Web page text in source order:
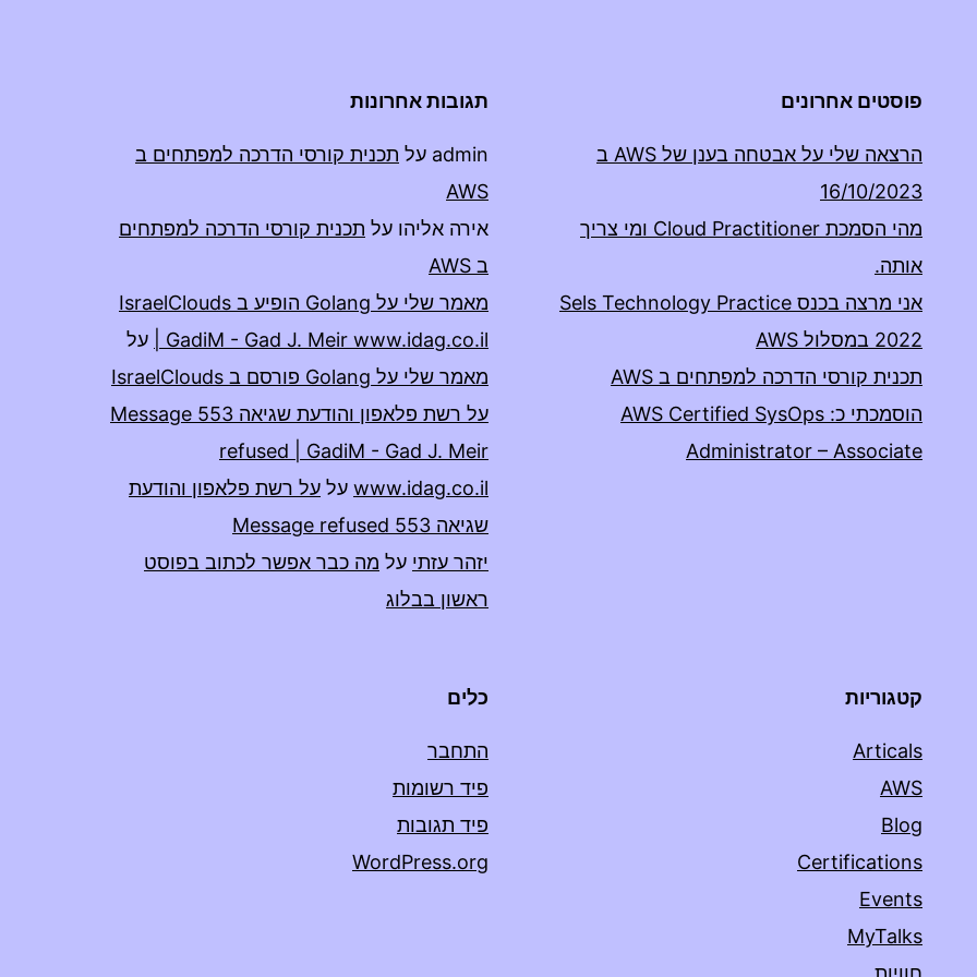
פוסטים אחרונים
הרצאה שלי על אבטחה בענן של AWS ב
16/10/2023
מהי הסמכת Cloud Practitioner ומי צריך
אותה.
אני מרצה בכנס Sels Technology Practice
2022 במסלול AWS
תכנית קורסי הדרכה למפתחים ב AWS
הוסמכתי כ: AWS Certified SysOps
Administrator – Associate
תגובות אחרונות
admin על תכנית קורסי הדרכה למפתחים ב
AWS
אירה אליהו על תכנית קורסי הדרכה למפתחים
ב AWS
מאמר שלי על Golang הופיע ב IsraelClouds
| GadiM - Gad J. Meir www.idag.co.il
על
מאמר שלי על Golang פורסם ב IsraelClouds
על רשת פלאפון והודעת שגיאה 553 Message
refused | GadiM - Gad J. Meir
www.idag.co.il על על רשת פלאפון והודעת
שגיאה 553 Message refused
יזהר עזתי על מה כבר אפשר לכתוב בפוסט
ראשון בבלוג
קטגוריות
Articals
AWS
Blog
Certifications
Events
MyTalks
כלים
התחבר
פיד רשומות
פיד תגובות
WordPress.org